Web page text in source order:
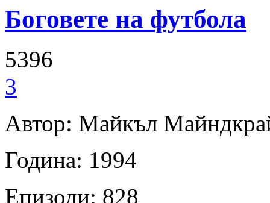
Боговете на футбола
5396
3
Автор: Майкъл
Година: 1994
Епизоди: 828